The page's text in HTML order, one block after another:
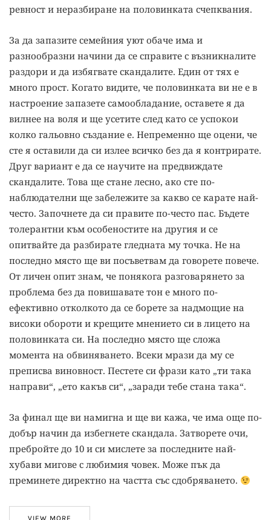
ревност и неразбиране на половинката счепквания.
За да запазите семейния уют обаче има и
разнообразни начини да се справите с възникналите
раздори и да избягвате скандалите. Един от тях е
много прост. Когато видите, че половинката ви не е в
настроение запазете самообладание, оставете я да
вилнее на воля и ще усетите след като се успокои
колко гальовно създание е. Непременно ще оцени, че
сте я оставили да си излее всичко без да я контрирате.
Друг вариант е да се научите на предвиждате
скандалите. Това ще стане лесно, ако сте по-
наблюдателни ще забележите за какво се карате най-
често. Започнете да си правите по-често пас. Бъдете
толерантни към особеностите на другия и се
опитвайте да разбирате гледната му точка. Не на
последно място ще ви посъветвам да говорете повече.
От личен опит знам, че понякога разговарянето за
проблема без да повишавате тон е много по-
ефективно отколкото да се борете за надмощие на
високи обороти и крещите мнението си в лицето на
половинката си. На последно място ще сложа
момента на обвиняването. Всеки мрази да му се
преписва виновност. Пестете си фрази като „ти така
направи“, „ето какъв си“, „заради тебе стана така“.
За финал ще ви намигна и ще ви кажа, че има още по-
добър начин да избегнете скандала. Затворете очи,
пребройте до 10 и си мислете за последните най-
хубави мигове с любимия човек. Може пък да
преминете директно на частта със сдобряването.
VIEW MORE